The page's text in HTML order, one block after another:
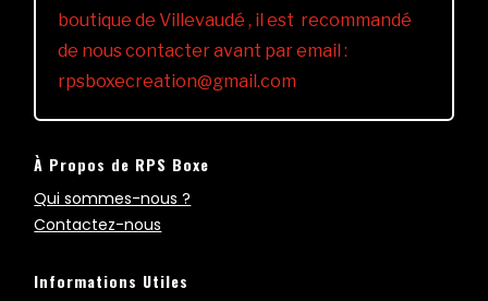
boutique de Villevaudé , il est recommandé
de nous contacter avant par email :
rpsboxecreation@gmail.com
À Propos de RPS Boxe
Qui sommes-nous ?
Contactez-nous
Informations Utiles